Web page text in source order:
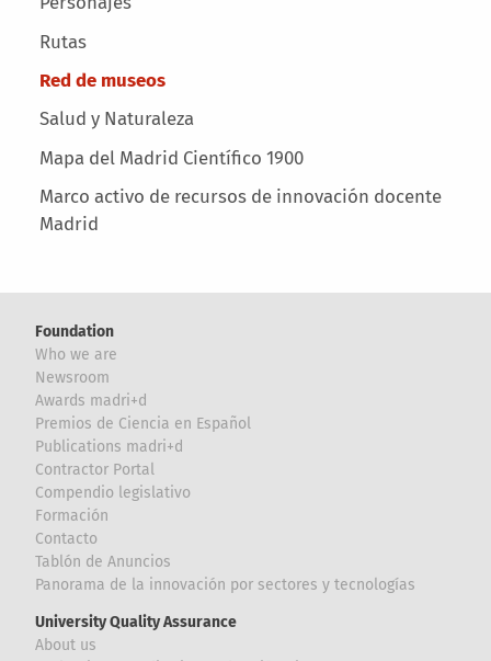
Rutas
Red de museos
Salud y Naturaleza
Mapa del Madrid Científico 1900
Marco activo de recursos de innovación docente
Madrid
Foundation
Who we are
Newsroom
Awards madri+d
Premios de Ciencia en Español
Publications madri+d
Contractor Portal
Compendio legislativo
Formación
Contacto
Tablón de Anuncios
Panorama de la innovación por sectores y tecnologías
University Quality Assurance
About us